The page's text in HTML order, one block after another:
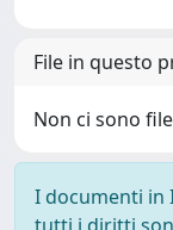
File in questo
Non ci sono
I documenti in